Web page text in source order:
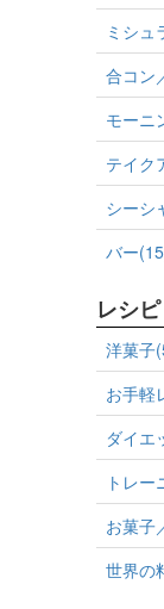
ミシュ
合コン
モーニ
テイク
シーシ
バー
レシ
洋菓子
お手軽
ダイエ
トレ
お菓子
世界の